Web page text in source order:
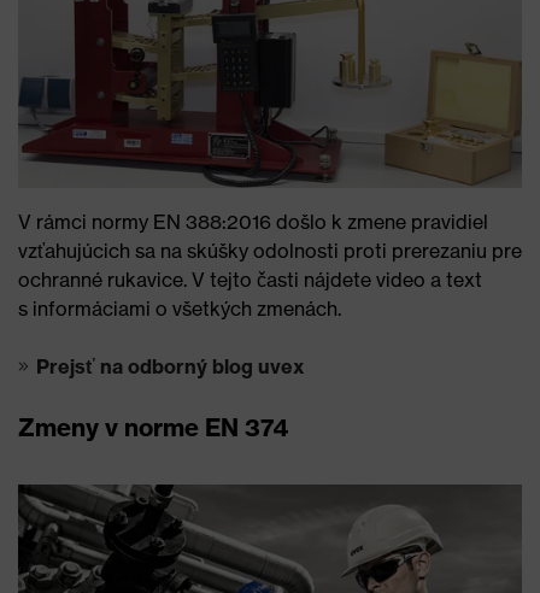
V rámci normy EN 388:2016 došlo k zmene pravidiel
vzťahujúcich sa na skúšky odolnosti proti prerezaniu pre
ochranné rukavice. V tejto časti nájdete video a text
s informáciami o všetkých zmenách.
Prejsť na odborný blog uvex
Zmeny v norme EN 374